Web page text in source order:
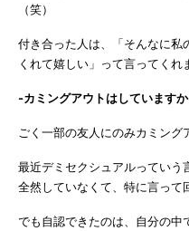
（笑）
付き合った人は、「そんなに私
くれて嬉しい」って言ってくれ
-カミングアウトはしていますか
ごく一部の友人にのみカミング
最近デミセクシュアルっていう
全然していなくて、特に言って
でも自認できたのは、自分の中